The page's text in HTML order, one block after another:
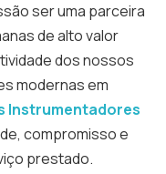
ser uma parceira
de alto valor
dos nossos
modernas em
Instrumentadores
compromisso e
prestado.